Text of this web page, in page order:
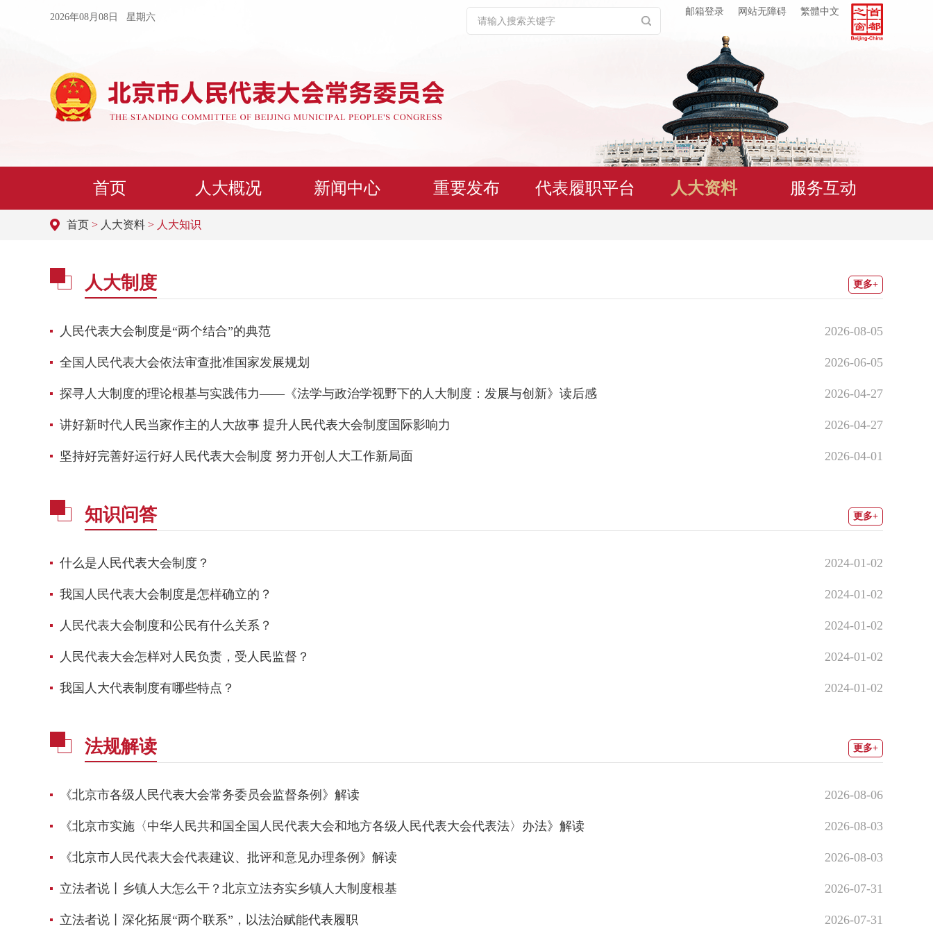
2026年08月08日 星期六
邮箱登录 网站无障碍 繁體中文
首页 人大概况 新闻中心 重要发布 代表履职平台 人大资料 服务互动
首页 > 人大资料 > 人大知识
人大制度 更多+
人民代表大会制度是“两个结合”的典范 2026-08-05
全国人民代表大会依法审查批准国家发展规划 2026-06-05
​探寻人大制度的理论根基与实践伟力——《法学与政治学视野下的人大制度：发展与创新》读后感 2026-04-27
​讲好新时代人民当家作主的人大故事 提升人民代表大会制度国际影响力 2026-04-27
坚持好完善好运行好人民代表大会制度 努力开创人大工作新局面 2026-04-01
知识问答 更多+
什么是人民代表大会制度？ 2024-01-02
我国人民代表大会制度是怎样确立的？ 2024-01-02
人民代表大会制度和公民有什么关系？ 2024-01-02
人民代表大会怎样对人民负责，受人民监督？ 2024-01-02
我国人大代表制度有哪些特点？ 2024-01-02
法规解读 更多+
《北京市各级人民代表大会常务委员会监督条例》解读 2026-08-06
《北京市实施〈中华人民共和国全国人民代表大会和地方各级人民代表大会代表法〉办法》解读 2026-08-03
《北京市人民代表大会代表建议、批评和意见办理条例》解读 2026-08-03
立法者说丨乡镇人大怎么干？北京立法夯实乡镇人大制度根基 2026-07-31
立法者说丨深化拓展“两个联系”，以法治赋能代表履职 2026-07-31